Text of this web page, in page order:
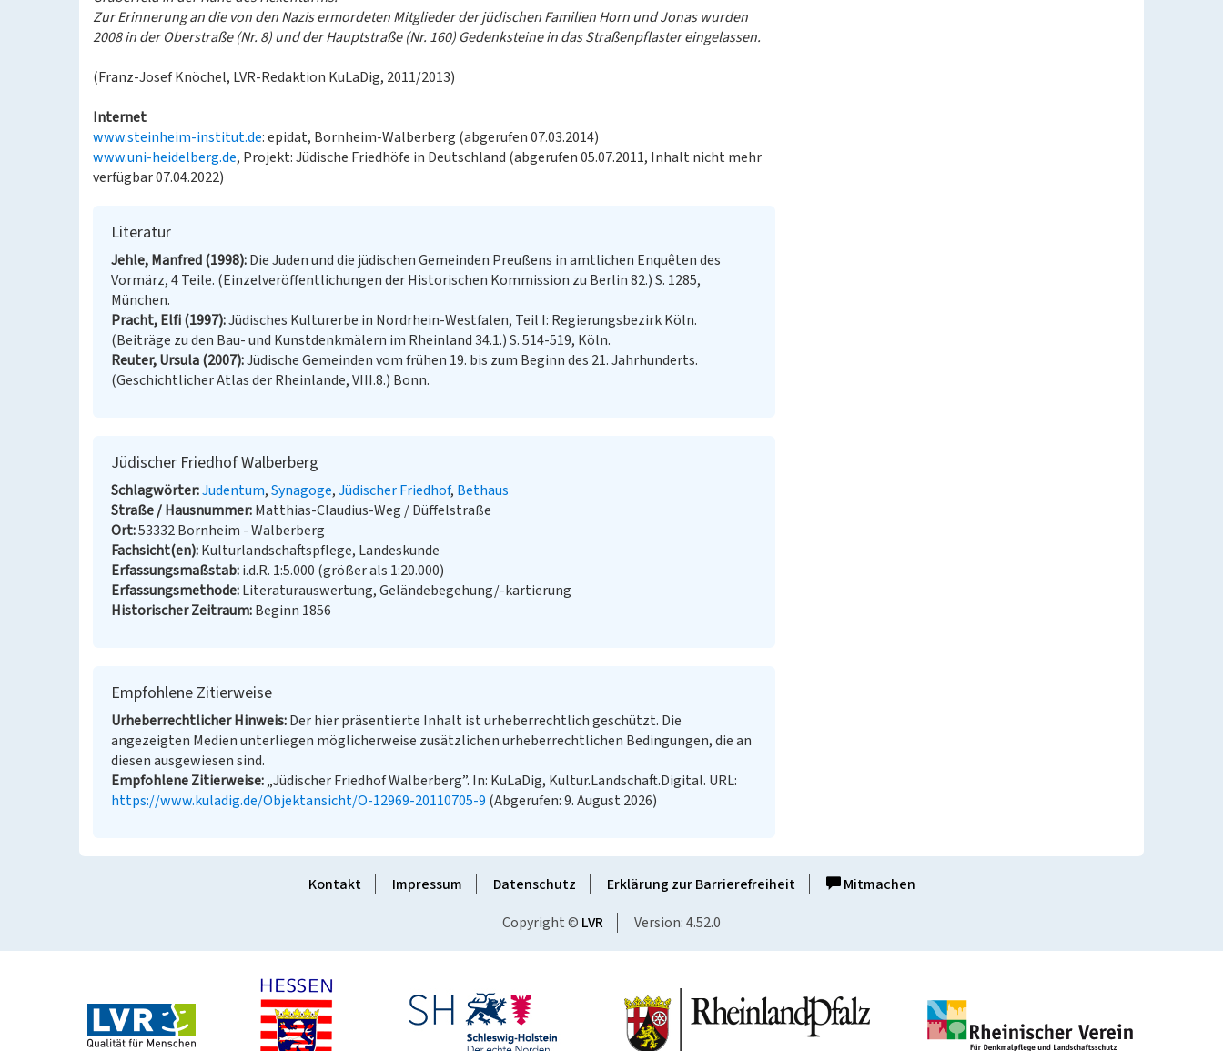
Zur Erinnerung an die von den Nazis ermordeten Mitglieder der jüdischen Familien Horn und Jonas wurden
2008 in der Oberstraße (Nr. 8) und der Hauptstraße (Nr. 160) Gedenksteine in das Straßenpflaster eingelassen.
(Franz-Josef Knöchel, LVR-Redaktion KuLaDig, 2011/2013)
Internet
www.steinheim-institut.de: epidat, Bornheim-Walberberg (abgerufen 07.03.2014)
www.uni-heidelberg.de, Projekt: Jüdische Friedhöfe in Deutschland (abgerufen 05.07.2011, Inhalt nicht mehr
verfügbar 07.04.2022)
Literatur
Jehle, Manfred (1998) Die Juden und die jüdischen Gemeinden Preußens in amtlichen Enquêten des
Vormärz, 4 Teile. (Einzelveröffentlichungen der Historischen Kommission zu Berlin 82.) S. 1285,
München.
Pracht, Elfi (1997) Jüdisches Kulturerbe in Nordrhein-Westfalen, Teil I: Regierungsbezirk Köln.
(Beiträge zu den Bau- und Kunstdenkmälern im Rheinland 34.1.) S. 514-519, Köln.
Reuter, Ursula (2007) Jüdische Gemeinden vom frühen 19. bis zum Beginn des 21. Jahrhunderts.
(Geschichtlicher Atlas der Rheinlande, VIII.8.) Bonn.
Jüdischer Friedhof Walberberg
Schlagwörter Judentum Synagoge Jüdischer Friedhof Bethaus
Straße / Hausnummer Matthias-Claudius-Weg / Düffelstraße
Ort 53332 Bornheim - Walberberg
Fachsicht(en) Kulturlandschaftspflege, Landeskunde
Erfassungsmaßstab i.d.R. 1:5.000 (größer als 1:20.000)
Erfassungsmethode Literaturauswertung, Geländebegehung/-kartierung
Historischer Zeitraum Beginn 1856
Empfohlene Zitierweise
Urheberrechtlicher Hinweis Der hier präsentierte Inhalt ist urheberrechtlich geschützt. Die
angezeigten Medien unterliegen möglicherweise zusätzlichen urheberrechtlichen Bedingungen, die an
diesen ausgewiesen sind.
Empfohlene Zitierweise „Jüdischer Friedhof Walberberg”. In: KuLaDig, Kultur.Landschaft.Digital. URL:
https://www.kuladig.de/Objektansicht/O-12969-20110705-9 (Abgerufen: 9. August 2026)
Kontakt Impressum Datenschutz Erklärung zur Barrierefreiheit
Mitmachen
Copyright © LVR Version: 4.52.0